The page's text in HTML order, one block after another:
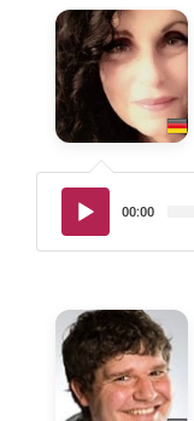
Audio-
Player
00:00